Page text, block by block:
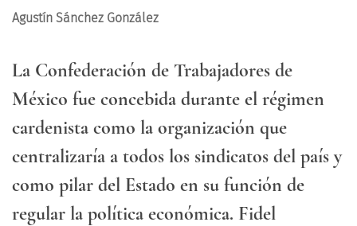
Agustín Sánchez González
La Confederación de Trabajadores de
México fue concebida durante el régimen
cardenista como la organización que
centralizaría a todos los sindicatos del país y
como pilar del Estado en su función de
regular la política económica. Fidel